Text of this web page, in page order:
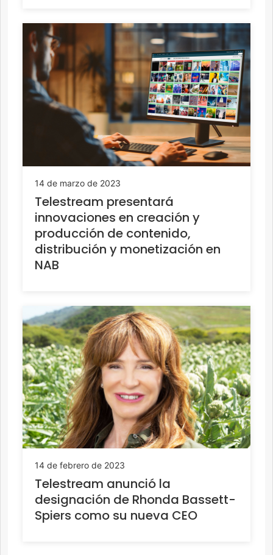
14 de marzo de 2023
Telestream presentará
innovaciones en creación y
producción de contenido,
distribución y monetización en
NAB
14 de febrero de 2023
Telestream anunció la
designación de Rhonda Bassett-
Spiers como su nueva CEO